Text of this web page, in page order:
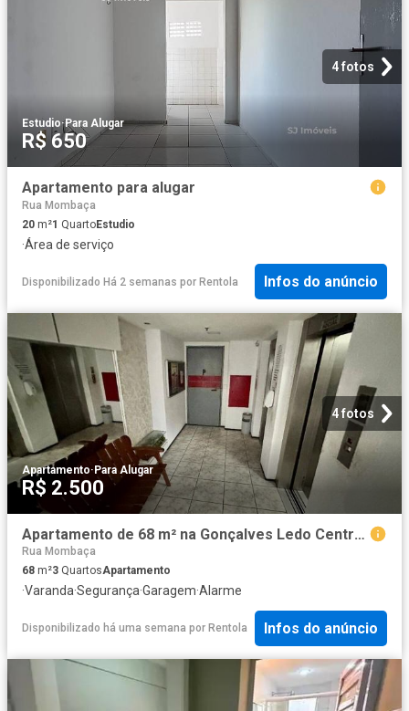
4 fotos
Estudio·Para Alugar
R$ 650
Apartamento para alugar
Rua Mombaça
20 m²1 QuartoEstudio
·Área de serviço
Disponibilizado Há 2 semanas por Rentola Infos do anúncio
4 fotos
Apartamento·Para Alugar
R$ 2.500
Apartamento de 68 m² na Gonçalves Ledo Centro Fortaleza CE, aluguel por R$ 2.500/mês
Rua Mombaça
68 m²3 QuartosApartamento
·Varanda·Segurança·Garagem·Alarme
Disponibilizado há uma semana por Rentola Infos do anúncio